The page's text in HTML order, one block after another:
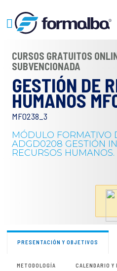
CURSOS GRATUITOS
SUBVENCIONADA
GESTIÓN DE
HUMANOS
MF0238_3
MÓDULO FORMATIVO
ADGD0208 GESTIÓN
RECURSOS HUMANOS.
PRESENTACIÓN Y OBJETIVOS
METODOLOGÍA CALENDARIO Y